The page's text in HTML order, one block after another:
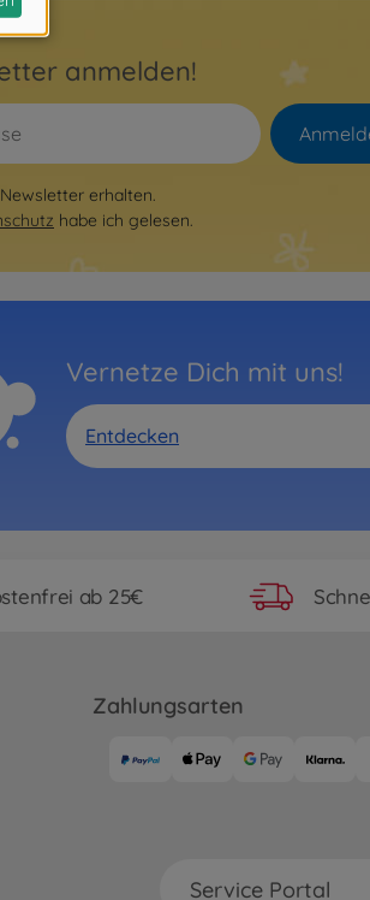
anmelden!
erhalten.
habe ich gelesen.
Vernetze Dich mit uns!
Entdecken
ab 25€
Zahlungsarten
Service Portal